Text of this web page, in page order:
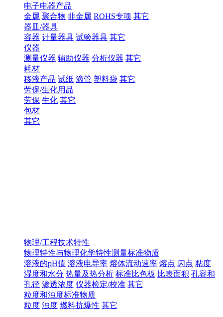
电子电器产品
金属 聚合物 非金属 ROHS专项 其它
器皿/器具
容器 计量器具 试验器具 其它
仪器
测量仪器 辅助仪器 分析仪器 其它
耗材
移液产品 试纸 滴管 塑料袋 其它
劳保/生化用品
劳保 生化 其它
包材
其它
物理/工程技术特性
物理特性与物理化学特性测量标准物质
溶液的pH值 溶液电导率 熔体流动速率 熔点 闪点 粘度
湿度和水分 热量及热分析 标准比色板 比表面积 孔容和
孔径 渗透浓度 仪器检定/校准 其它
粒度和浊度标准物质
粒度 浊度 燃料抗爆性 其它